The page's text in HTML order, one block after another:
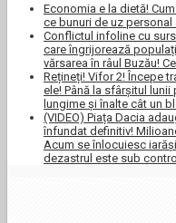
Economia e la dietă!
ce bunuri de uz
Conflictul infoline cu
care îngrijorează
vărsarea în râul Buzău!
Rețineți! Vifor 2! Începe
ele! Până la sfârșitul
lungime și înalte cât un
(VIDEO) Piața Dacia
înfundat definitiv!
Acum se înlocuiesc
dezastrul este sub